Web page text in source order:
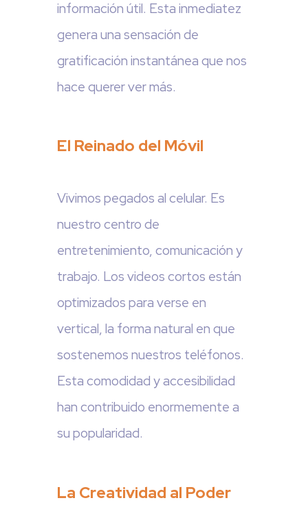
información útil. Esta inmediatez
genera una sensación de
gratificación instantánea que nos
hace querer ver más.
El Reinado del Móvil
Vivimos pegados al celular. Es
nuestro centro de
entretenimiento, comunicación y
trabajo. Los videos cortos están
optimizados para verse en
vertical, la forma natural en que
sostenemos nuestros teléfonos.
Esta comodidad y accesibilidad
han contribuido enormemente a
su popularidad.
La Creatividad al Poder